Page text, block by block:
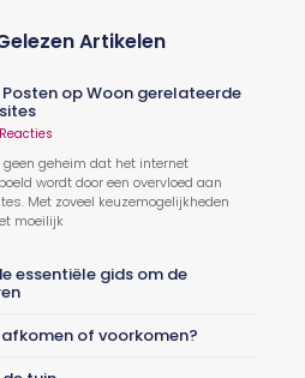
Artikelen
Posten op Woon gerelateerde
geen geheim dat het internet
wordt door een overvloed aan
Met zoveel keuzemogelijkheden
moeilijk
essentiële gids om de
of voorkomen?